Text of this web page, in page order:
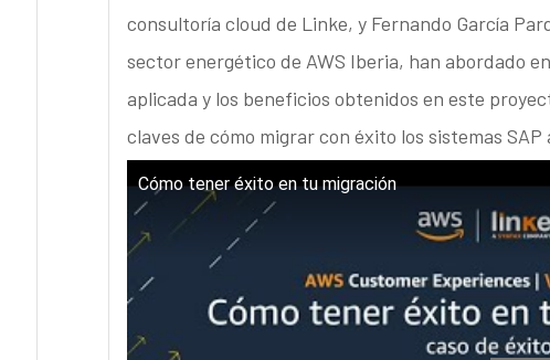
consultoría cloud de Linke, y Fernando García
sector energético de AWS Iberia, han abordado
aplicada y los beneficios obtenidos en este
claves de cómo migrar con éxito los sistemas SAP
Cómo tener éxito en tu migración